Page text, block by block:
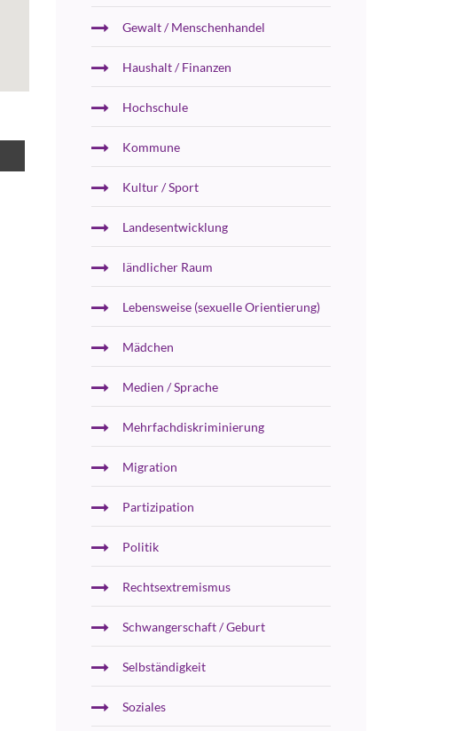
Gewalt / Menschenhandel
Haushalt / Finanzen
Hochschule
Kommune
Kultur / Sport
Landesentwicklung
ländlicher Raum
Lebensweise (sexuelle Orientierung)
Mädchen
Medien / Sprache
Mehrfachdiskriminierung
Migration
Partizipation
Politik
Rechtsextremismus
Schwangerschaft / Geburt
Selbständigkeit
Soziales